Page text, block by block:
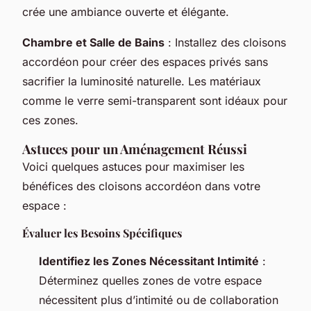
crée une ambiance ouverte et élégante.
Chambre et Salle de Bains : Installez des cloisons
accordéon pour créer des espaces privés sans
sacrifier la luminosité naturelle. Les matériaux
comme le verre semi-transparent sont idéaux pour
ces zones.
Astuces pour un Aménagement Réussi
Voici quelques astuces pour maximiser les
bénéfices des cloisons accordéon dans votre
espace :
Évaluer les Besoins Spécifiques
Identifiez les Zones Nécessitant Intimité :
Déterminez quelles zones de votre espace
nécessitent plus d’intimité ou de collaboration